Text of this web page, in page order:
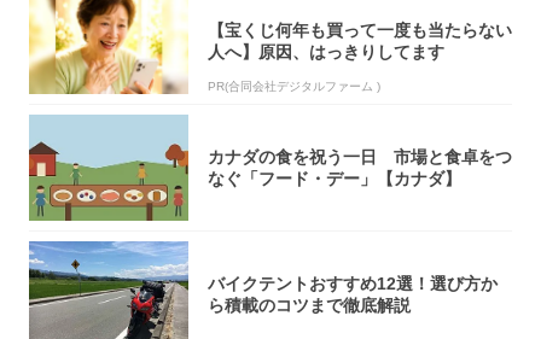
【宝くじ何年も買って一度も当たらない
人へ】原因、はっきりしてます
PR(合同会社デジタルファーム )
カナダの食を祝う一日 市場と食卓をつ
なぐ「フード・デー」【カナダ】
バイクテントおすすめ12選！選び方か
ら積載のコツまで徹底解説